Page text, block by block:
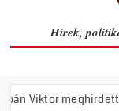
Hírek,
a nemzeti